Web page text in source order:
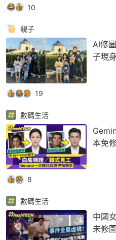
10
親子
AI修
子現
19
數碼生活
本免
8
數碼生活
中國
未修